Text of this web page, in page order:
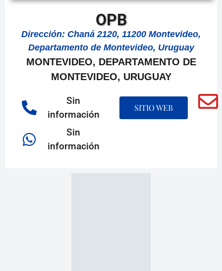
OPB
Dirección: Chaná 2120, 11200 Montevideo,
Departamento de Montevideo, Uruguay
MONTEVIDEO, DEPARTAMENTO DE
MONTEVIDEO, URUGUAY
Sin
información
Sin
información
SITIO WEB